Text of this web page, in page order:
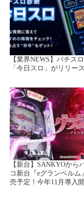
【業界NEWS】パチス
「今日スロ」がリリース
【新台】SANKYOから
コ新台『eグランベルム
売予定！今年11月導入